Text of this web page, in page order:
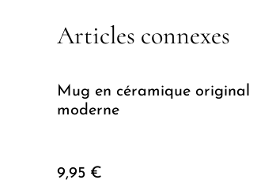
Articles connexes
Mug en céramique original
moderne
9,95 €